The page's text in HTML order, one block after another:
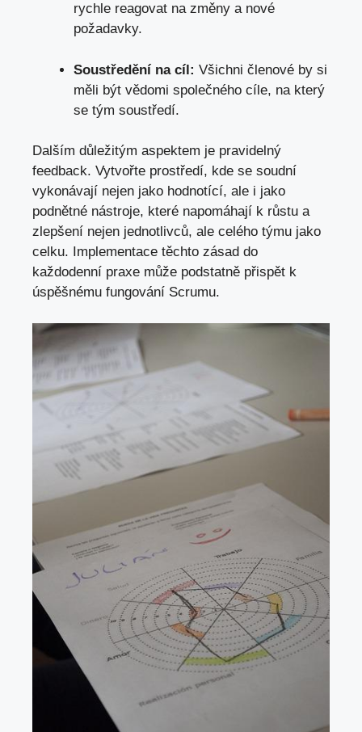
rychle reagovat na změny a nové
požadavky.
Soustředění na cíl: Všichni členové by si
měli být vědomi společného cíle, na který
se tým soustředí.
Dalším důležitým aspektem je pravidelný
feedback. Vytvořte prostředí, kde se soudní
vykonávají nejen jako hodnotící, ale i jako
podnětné nástroje, které napomáhají k růstu a
zlepšení nejen jednotlivců, ale celého týmu jako
celku. Implementace těchto zásad do
každodenní praxe může podstatně přispět k
úspěšnému fungování Scrumu.